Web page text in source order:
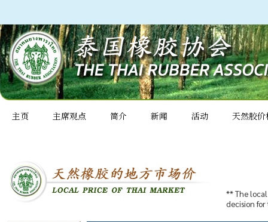
主页 主席观点 简介 新闻 活动 天然胶价
** The
decision